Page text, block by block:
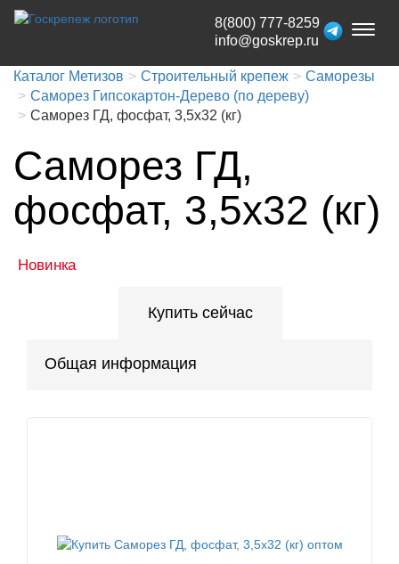
Toggle
8(800) 777-8259
info@goskrep.ru
Каталог Метизов Строительный крепеж
Саморезы
Саморез Гипсокартон-Дерево (по дереву)
Саморез ГД, фосфат, 3,5x32 (кг)
Саморез ГД,
фосфат, 3,5x32 (кг)
Новинка
Купить сейчас
Общая информация